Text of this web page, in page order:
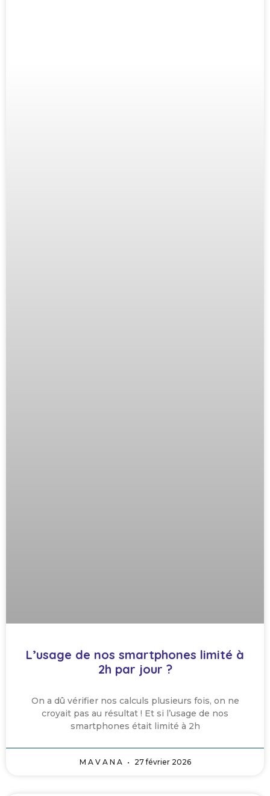
L’usage de nos smartphones limité à
2h par jour ?
On a dû vérifier nos calculs plusieurs fois, on ne
croyait pas au résultat ! Et si l’usage de nos
smartphones était limité à 2h
M A V A N A 27 février 2026